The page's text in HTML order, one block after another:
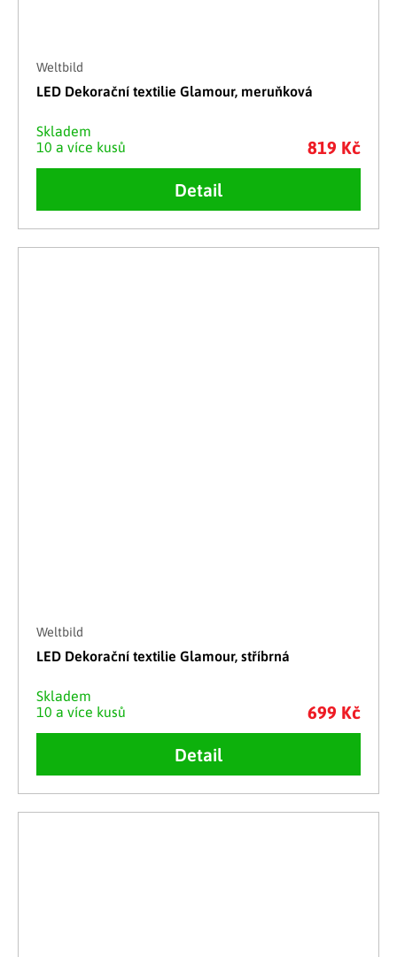
Weltbild
LED Dekorační textilie Glamour, meruňková
Skladem
10 a více kusů
819 Kč
Detail
Weltbild
LED Dekorační textilie Glamour, stříbrná
Skladem
10 a více kusů
699 Kč
Detail